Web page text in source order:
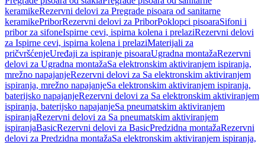
keramikeRezervni delovi za Pregrade pisoara od sanitarne
keramikePriborRezervni delovi za PriborPoklopci pisoaraSifoni i
pribor za sifoneIspirne cevi, ispirna kolena i prelaziRezervni delovi
za Ispirne cevi, ispirna kolena i prelaziMaterijali za
pričvršćenjeUređaji za ispiranje pisoaraUgradna montažaRezervni
delovi za Ugradna montažaSa elektronskim aktiviranjem ispiranja,
mrežno napajanjeRezervni delovi za Sa elektronskim aktiviranjem
ispiranja, mrežno napajanjeSa elektronskim aktiviranjem ispiranja,
baterijsko napajanjeRezervni delovi za Sa elektronskim aktiviranjem
ispiranja, baterijsko napajanjeSa pneumatskim aktiviranjem
ispiranjaRezervni delovi za Sa pneumatskim aktiviranjem
ispiranjaBasicRezervni delovi za BasicPredzidna montažaRezervni
delovi za Predzidna montažaSa elektronskim aktiviranjem ispiranja,